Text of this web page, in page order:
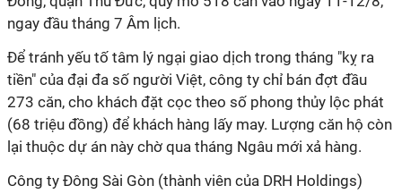
ngay đầu tháng 7 Âm lịch.
Để tránh yếu tố tâm lý ngại giao dịch trong tháng "kỵ ra
tiền" của đại đa số người Việt, công ty chỉ bán đợt đầu
273 căn, cho khách đặt cọc theo số phong thủy lộc phát
(68 triệu đồng) để khách hàng lấy may. Lượng căn hộ còn
lại thuộc dự án này chờ qua tháng Ngâu mới xả hàng.
Công ty Đông Sài Gòn (thành viên của DRH Holdings)